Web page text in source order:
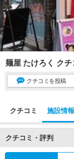
麺屋 たけろく ク
クチコミ を投稿
クチコミ 施設情報
クチコミ・評判